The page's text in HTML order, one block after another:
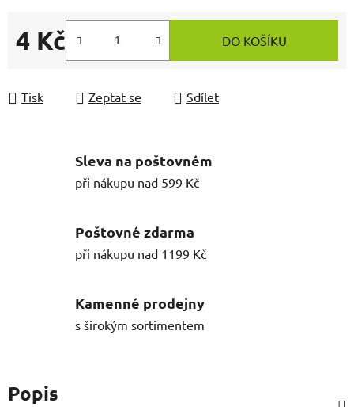
4 Kč
Měrná cena:
DO KOŠÍKU
Tisk Zeptat se Sdílet
Sleva na poštovném
při nákupu nad 599 Kč
Poštovné zdarma
při nákupu nad 1199 Kč
Kamenné prodejny
s širokým sortimentem
Popis